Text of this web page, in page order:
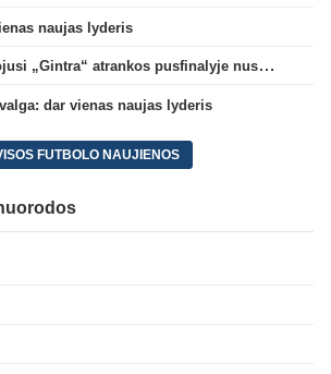
naujas lyderis
Persvaros neišsaugojusi „Gintra“ atrankos pusfinalyje nusileido Škotijos čempionėms
dar vienas naujas lyderis
FUTBOLO NAUJIENOS